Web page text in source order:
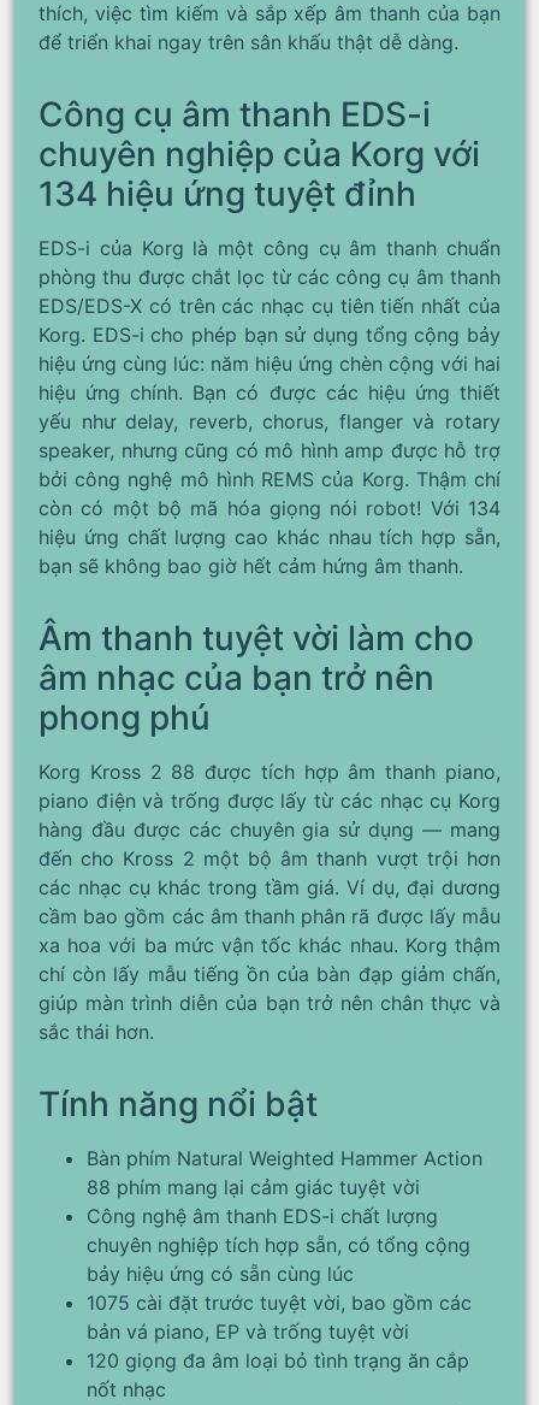
thích, việc tìm kiếm và sắp xếp âm thanh của bạn
để triển khai ngay trên sân khấu thật dễ dàng.
Công cụ âm thanh EDS-i
chuyên nghiệp của Korg với
134 hiệu ứng tuyệt đỉnh
EDS-i của Korg là một công cụ âm thanh chuẩn
phòng thu được chắt lọc từ các công cụ âm thanh
EDS/EDS-X có trên các nhạc cụ tiên tiến nhất của
Korg. EDS-i cho phép bạn sử dụng tổng cộng bảy
hiệu ứng cùng lúc: năm hiệu ứng chèn cộng với hai
hiệu ứng chính. Bạn có được các hiệu ứng thiết
yếu như delay, reverb, chorus, flanger và rotary
speaker, nhưng cũng có mô hình amp được hỗ trợ
bởi công nghệ mô hình REMS của Korg. Thậm chí
còn có một bộ mã hóa giọng nói robot! Với 134
hiệu ứng chất lượng cao khác nhau tích hợp sẵn,
bạn sẽ không bao giờ hết cảm hứng âm thanh.
Âm thanh tuyệt vời làm cho
âm nhạc của bạn trở nên
phong phú
Korg Kross 2 88 được tích hợp âm thanh piano,
piano điện và trống được lấy từ các nhạc cụ Korg
hàng đầu được các chuyên gia sử dụng — mang
đến cho Kross 2 một bộ âm thanh vượt trội hơn
các nhạc cụ khác trong tầm giá. Ví dụ, đại dương
cầm bao gồm các âm thanh phân rã được lấy mẫu
xa hoa với ba mức vận tốc khác nhau. Korg thậm
chí còn lấy mẫu tiếng ồn của bàn đạp giảm chấn,
giúp màn trình diễn của bạn trở nên chân thực và
sắc thái hơn.
Tính năng nổi bật
Bàn phím Natural Weighted Hammer Action
88 phím mang lại cảm giác tuyệt vời
Công nghệ âm thanh EDS-i chất lượng
chuyên nghiệp tích hợp sẵn, có tổng cộng
bảy hiệu ứng có sẵn cùng lúc
1075 cài đặt trước tuyệt vời, bao gồm các
bản vá piano, EP và trống tuyệt vời
120 giọng đa âm loại bỏ tình trạng ăn cắp
nốt nhạc